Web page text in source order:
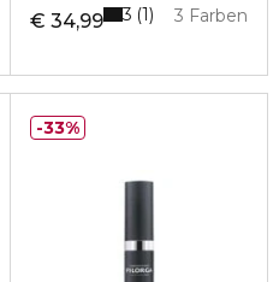
€ 34,99 3 Farben
3 1
33%